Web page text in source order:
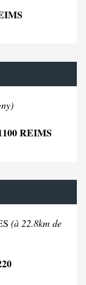
REIMS
(à 22.8km de